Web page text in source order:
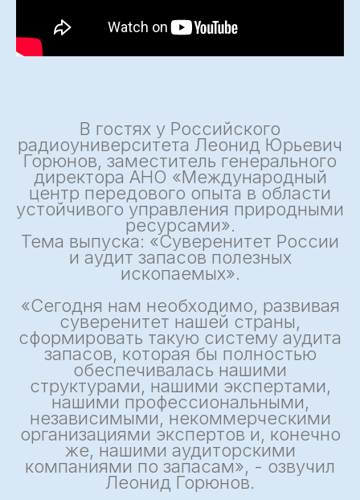
В гостях у Российского
радиоуниверситета Леонид Юрьевич
Горюнов, заместитель генерального
директора АНО «Международный
центр передового опыта в области
устойчивого управления природными
ресурсами».
Тема выпуска: «Суверенитет России
и аудит запасов полезных
ископаемых».
«Сегодня нам необходимо, развивая
суверенитет нашей страны,
сформировать такую систему аудита
запасов, которая бы полностью
обеспечивалась нашими
структурами, нашими экспертами,
нашими профессиональными,
независимыми, некоммерческими
организациями экспертов и, конечно
же, нашими аудиторскими
компаниями по запасам», - озвучил
Леонид Горюнов.